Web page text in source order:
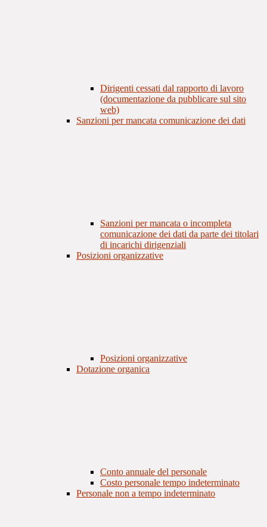
Dirigenti cessati dal rapporto di lavoro
(documentazione da pubblicare sul sito
web)
Sanzioni per mancata comunicazione dei dati
Sanzioni per mancata o incompleta
comunicazione dei dati da parte dei titolari
di incarichi dirigenziali
Posizioni organizzative
Posizioni organizzative
Dotazione organica
Conto annuale del personale
Costo personale tempo indeterminato
Personale non a tempo indeterminato